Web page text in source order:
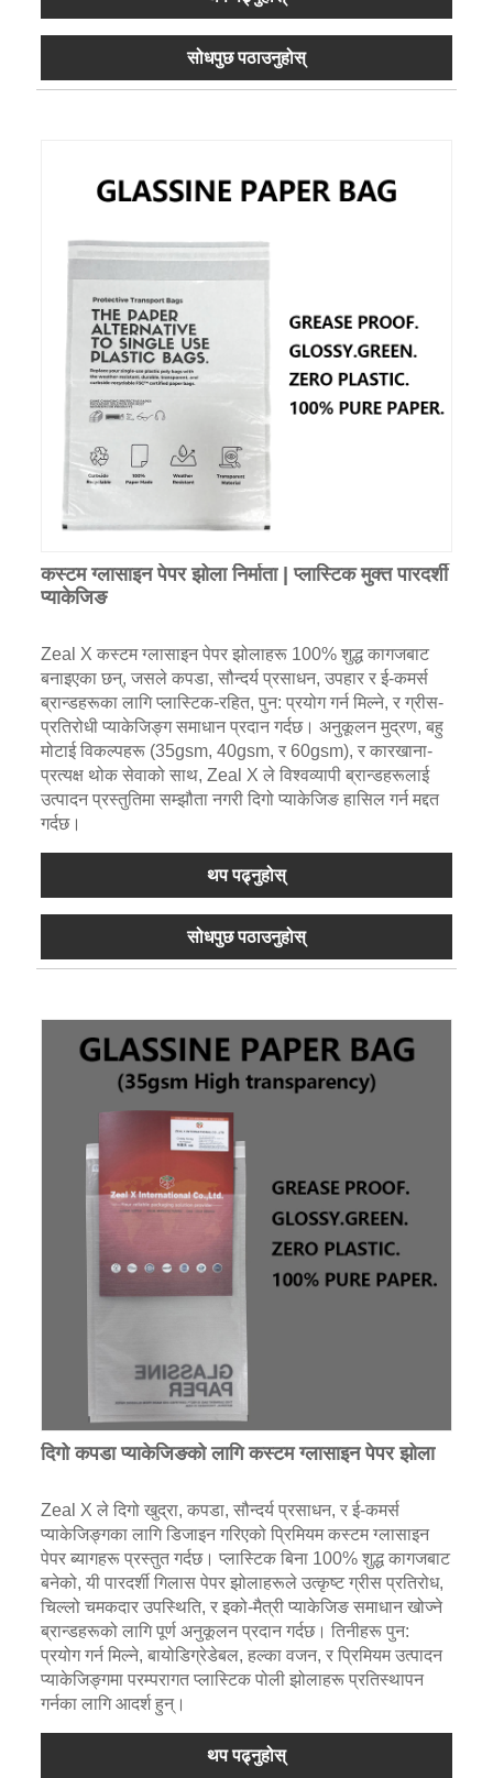
सोधपुछ पठाउनुहोस्
कस्टम ग्लासाइन पेपर झोला निर्माता | प्लास्टिक मुक्त पारदर्शी
प्याकेजिङ
Zeal X कस्टम ग्लासाइन पेपर झोलाहरू 100% शुद्ध कागजबाट
बनाइएका छन्, जसले कपडा, सौन्दर्य प्रसाधन, उपहार र ई-कमर्स
ब्रान्डहरूका लागि प्लास्टिक-रहित, पुन: प्रयोग गर्न मिल्ने, र ग्रीस-
प्रतिरोधी प्याकेजिङ्ग समाधान प्रदान गर्दछ। अनुकूलन मुद्रण, बहु
मोटाई विकल्पहरू (35gsm, 40gsm, र 60gsm), र कारखाना-
प्रत्यक्ष थोक सेवाको साथ, Zeal X ले विश्वव्यापी ब्रान्डहरूलाई
उत्पादन प्रस्तुतिमा सम्झौता नगरी दिगो प्याकेजिङ हासिल गर्न मद्दत
गर्दछ।
थप पढ्नुहोस्
सोधपुछ पठाउनुहोस्
दिगो कपडा प्याकेजिङको लागि कस्टम ग्लासाइन पेपर झोला
Zeal X ले दिगो खुद्रा, कपडा, सौन्दर्य प्रसाधन, र ई-कमर्स
प्याकेजिङ्गका लागि डिजाइन गरिएको प्रिमियम कस्टम ग्लासाइन
पेपर ब्यागहरू प्रस्तुत गर्दछ। प्लास्टिक बिना 100% शुद्ध कागजबाट
बनेको, यी पारदर्शी गिलास पेपर झोलाहरूले उत्कृष्ट ग्रीस प्रतिरोध,
चिल्लो चमकदार उपस्थिति, र इको-मैत्री प्याकेजिङ समाधान खोज्ने
ब्रान्डहरूको लागि पूर्ण अनुकूलन प्रदान गर्दछ। तिनीहरू पुन:
प्रयोग गर्न मिल्ने, बायोडिग्रेडेबल, हल्का वजन, र प्रिमियम उत्पादन
प्याकेजिङ्गमा परम्परागत प्लास्टिक पोली झोलाहरू प्रतिस्थापन
गर्नका लागि आदर्श हुन्।
थप पढ्नुहोस्